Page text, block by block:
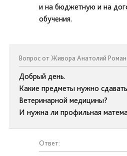
и на бюджетную и на
обучения.
Вопрос от Живора Анатолий
Добрый день.
Какие предметы нужно
Ветеринарной медицины?
И нужна ли профильная
Ответ: